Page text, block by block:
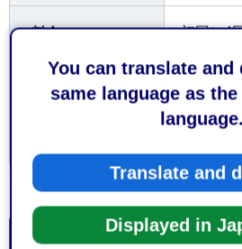
You can translate
same language as
language.
Translate and
Displayed in
料金 初回に4
申し込みの有無
関連リ
関連リンク